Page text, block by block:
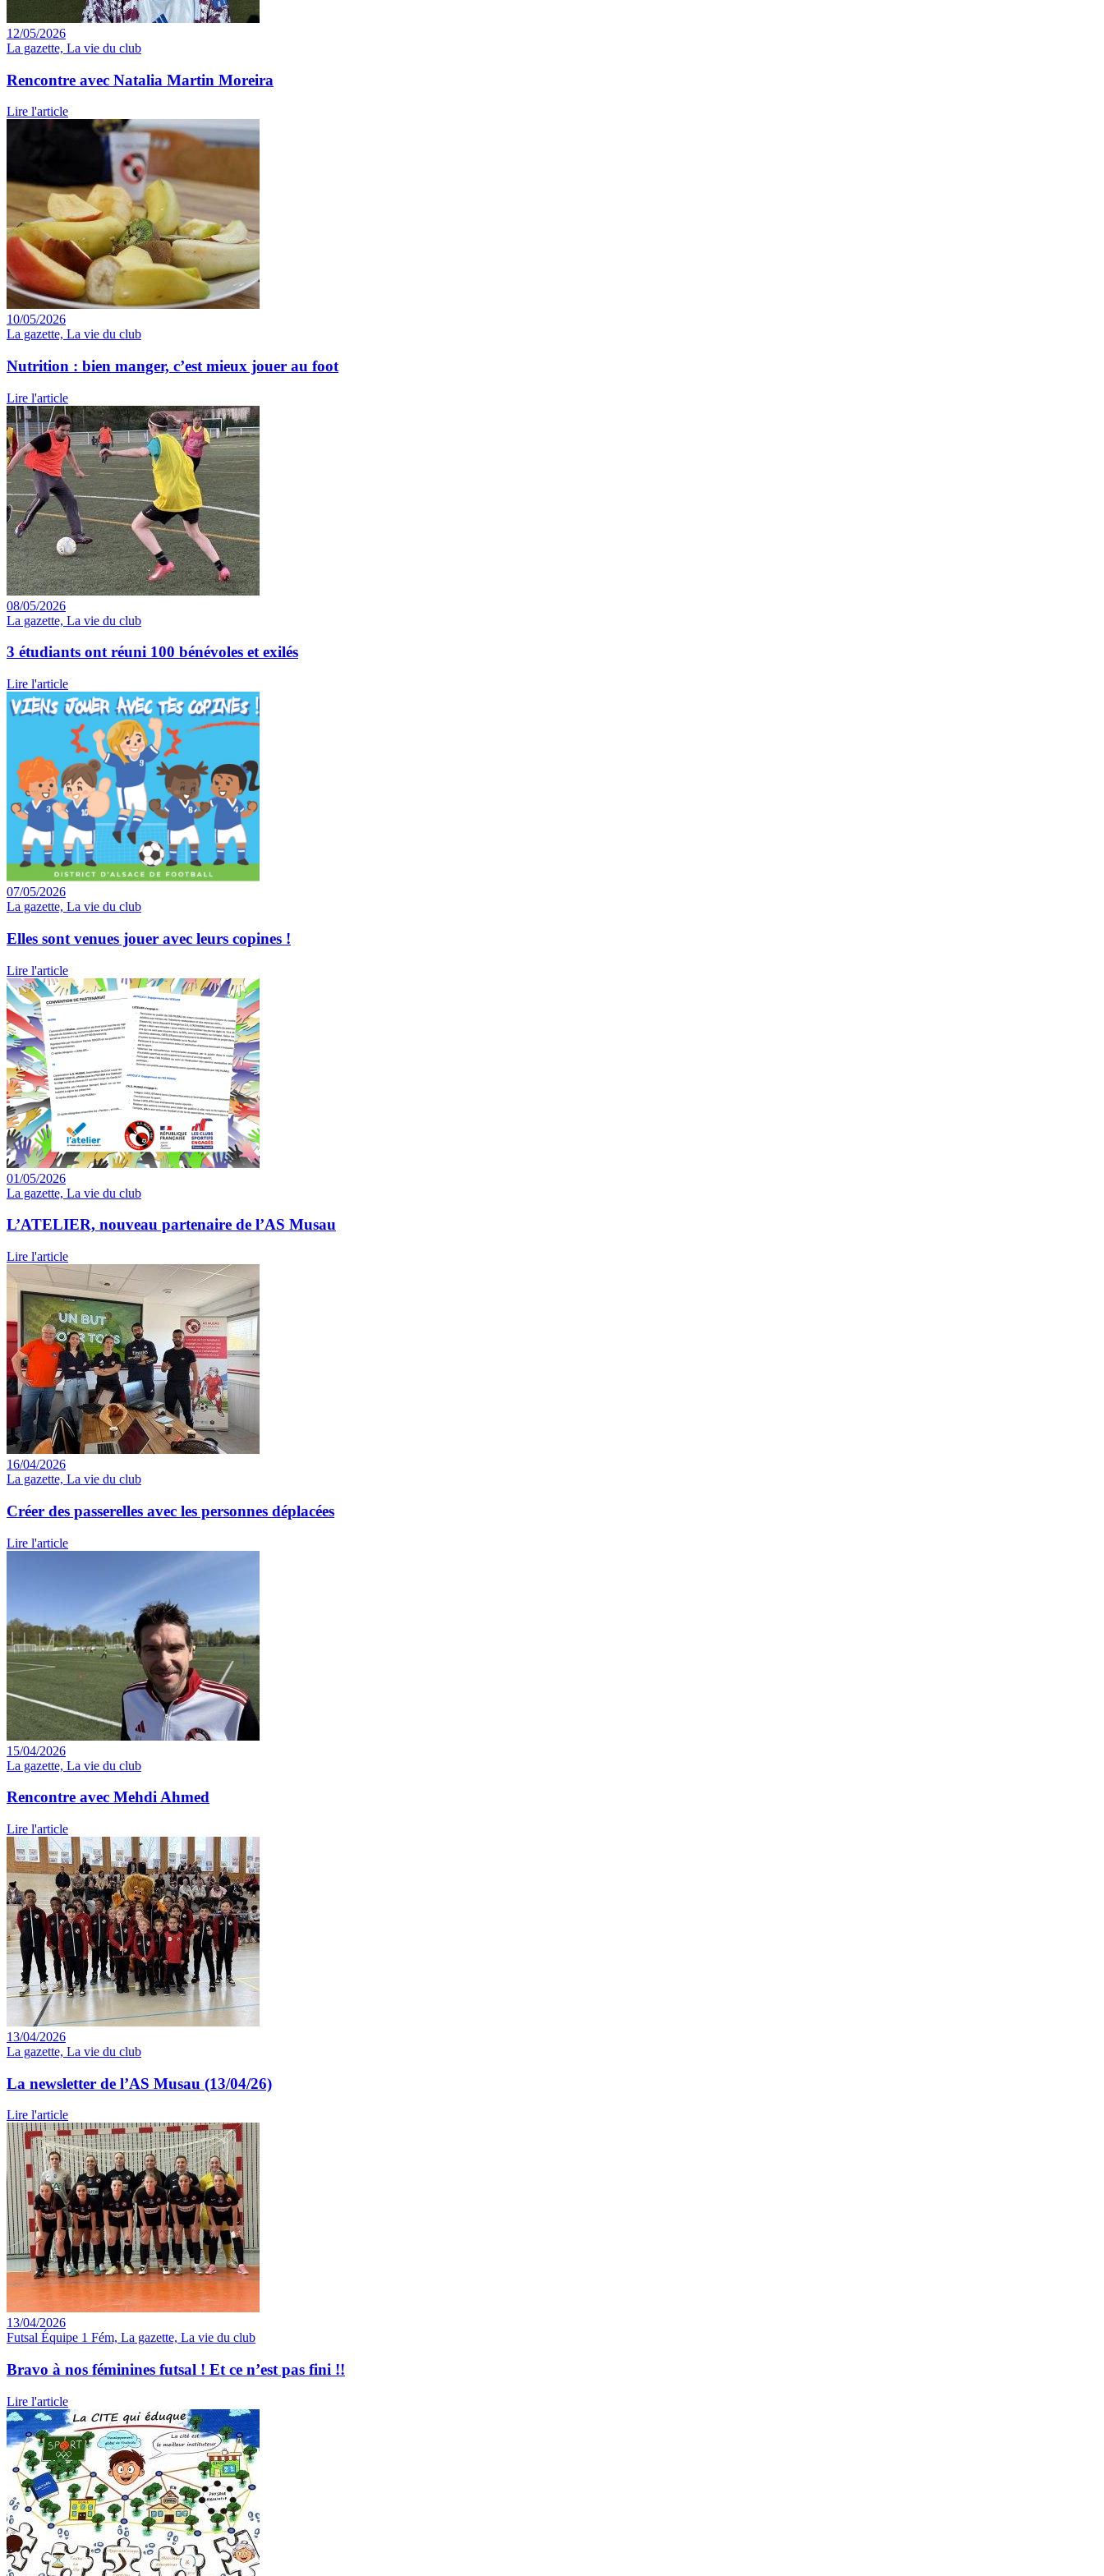
12/05/2026
La gazette, La vie du club
Rencontre avec Natalia Martin Moreira
Lire l'article
10/05/2026
La gazette, La vie du club
Nutrition : bien manger, c’est mieux jouer au foot
Lire l'article
08/05/2026
La gazette, La vie du club
3 étudiants ont réuni 100 bénévoles et exilés
Lire l'article
07/05/2026
La gazette, La vie du club
Elles sont venues jouer avec leurs copines !
Lire l'article
01/05/2026
La gazette, La vie du club
L’ATELIER, nouveau partenaire de l’AS Musau
Lire l'article
16/04/2026
La gazette, La vie du club
Créer des passerelles avec les personnes déplacées
Lire l'article
15/04/2026
La gazette, La vie du club
Rencontre avec Mehdi Ahmed
Lire l'article
13/04/2026
La gazette, La vie du club
La newsletter de l’AS Musau (13/04/26)
Lire l'article
13/04/2026
Futsal Équipe 1 Fém, La gazette, La vie du club
Bravo à nos féminines futsal ! Et ce n’est pas fini !!
Lire l'article